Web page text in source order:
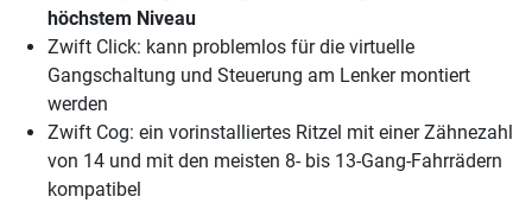
höchstem Niveau
Zwift Click: kann problemlos für die virtuelle
Gangschaltung und Steuerung am Lenker montiert
werden
Zwift Cog: ein vorinstalliertes Ritzel mit einer Zähnezahl
von 14 und mit den meisten 8- bis 13-Gang-Fahrrädern
kompatibel